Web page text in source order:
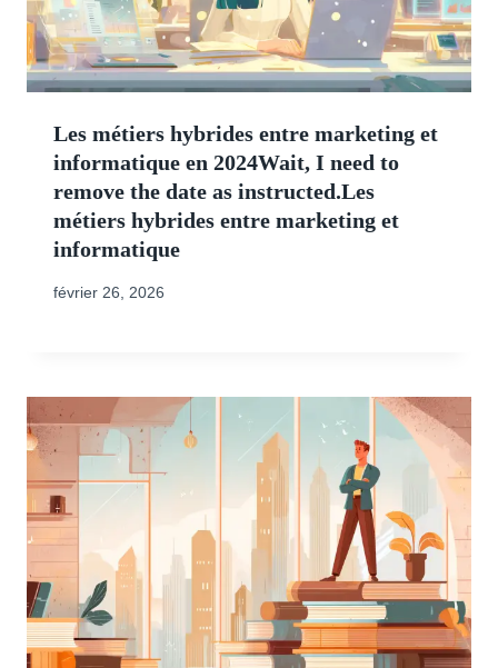
Les métiers hybrides entre marketing et
informatique en 2024Wait, I need to
remove the date as instructed.Les
métiers hybrides entre marketing et
informatique
février 26, 2026